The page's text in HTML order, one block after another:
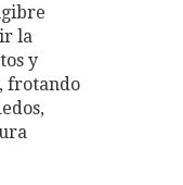
la
y
frotando